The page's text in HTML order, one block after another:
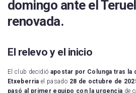
domingo ante el
renovada.
El relevo y el inicio
El club decidió apostar por Colunga tras
Etxeberria el pasado 28 de octubre de
pasó al primer equipo con la urgencia de